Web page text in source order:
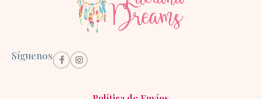
Síguenos